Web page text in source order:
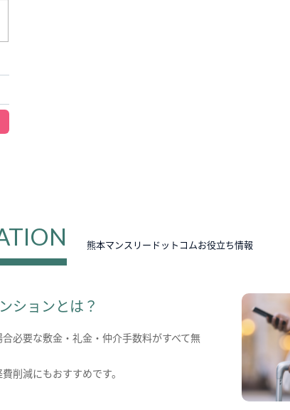
熊本マンスリードットコムお役立ち情報
ションとは？
必要な敷金・礼金・仲介手数料がすべて無
削減にもおすすめです。